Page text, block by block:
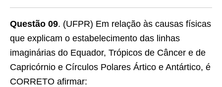
Questão 09. (UFPR) Em relação às causas físicas
que explicam o estabelecimento das linhas
imaginárias do Equador, Trópicos de Câncer e de
Capricórnio e Círculos Polares Ártico e Antártico, é
CORRETO afirmar: